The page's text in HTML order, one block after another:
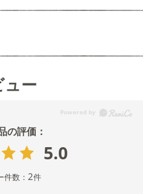
ュー
5.0
件数：2件